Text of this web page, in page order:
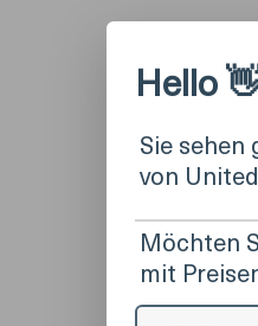
Hello
Sie sehen
von
Möchten
mit